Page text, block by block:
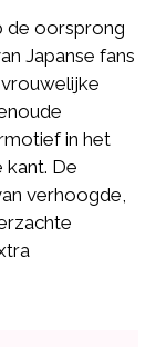
de oorsprong
Japanse fans
in het
kant. De
verhoogde,